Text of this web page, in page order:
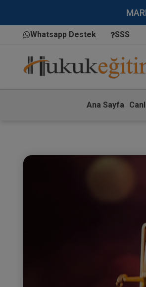
Whatsapp Destek SSS
Ana Sayfa